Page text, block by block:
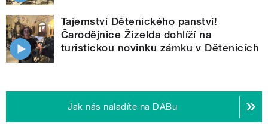
Tajemství Dětenického panství!
Čarodějnice Žizelda dohlíží na
turistickou novinku zámku v Dětenicích
Jak nás naladíte na DABu